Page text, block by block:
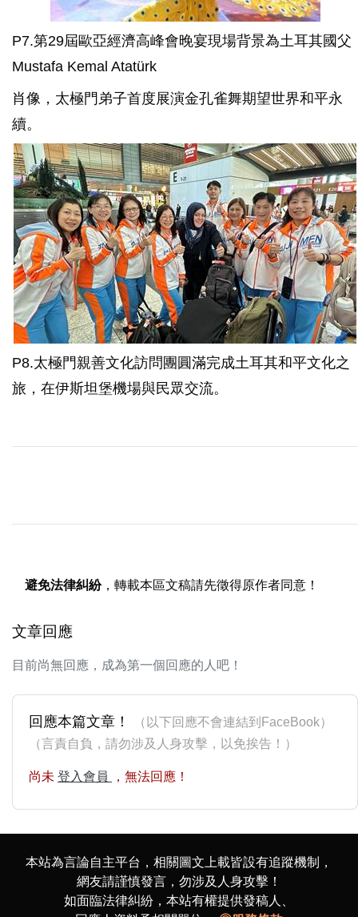
P7.第29屆歐亞經濟高峰會晚宴現場背景為土耳其國父
Mustafa Kemal Atatürk
肖像，太極門弟子首度展演金孔雀舞期望世界和平永
續。
P8.太極門親善文化訪問團圓滿完成土耳其和平文化之
旅，在伊斯坦堡機場與民眾交流。
避免法律糾紛，轉載本區文稿請先徵得原作者同意！
文章回應
目前尚無回應，成為第一個回應的人吧！
回應本篇文章！
（以下回應不會連結到FaceBook）
（言責自負，請勿涉及人身攻擊，以免挨告！）
尚未 登入會員 ，無法回應！
本站為言論自主平台，相關圖文上載皆設有追蹤機制，
網友請謹慎發言，勿涉及人身攻擊！
如面臨法律糾紛，本站有權提供發稿人、